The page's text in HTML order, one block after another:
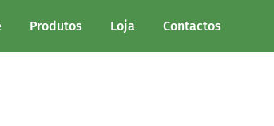
Produtos Loja Contactos